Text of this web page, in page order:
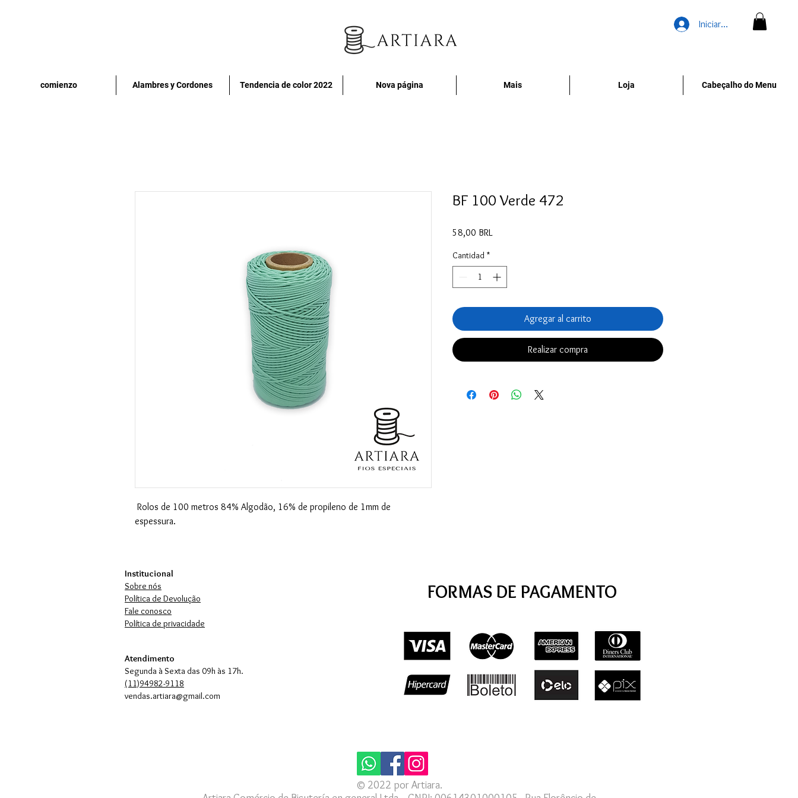
Iniciar sesión
comienzo Alambres y Cordones Tendencia de color 2022 Nova página Mais Loja Cabeçalho do Menu
Rolos de 100 metros 84% Algodão, 16% de propileno de 1mm de
espessura.
BF 100 Verde 472
58,00 BRL
Cantidad *
Agregar al carrito
Realizar compra
Institucional
Sobre nós
Política de Devolução
Fale conosco
Política de privacidade
Atendimento
Segunda à Sexta das 09h às 17h.
(11)94982-9118
vendas.artiara@gmail.com
FORMAS DE PAGAMENTO
© 2022 por Artiara.